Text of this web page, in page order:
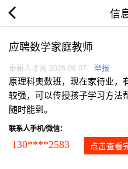
信
应聘数学家庭教师
奉新人才网 2026.08.07 举报
原理科奥数班，现在家待业，
较强，可以传授孩子学习方法
随时能到。
联系人手机/微信：
130****2583 点击查看